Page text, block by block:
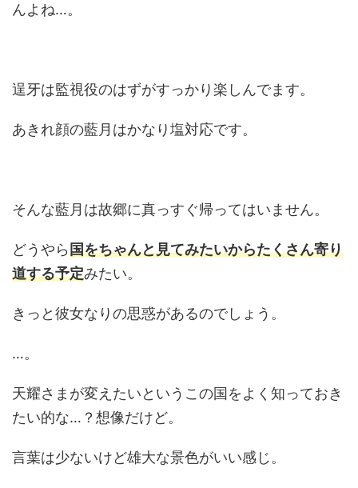
んよね…。
逞牙は監視役のはずがすっかり楽しんでます。
あきれ顔の藍月はかなり塩対応です。
そんな藍月は故郷に真っすぐ帰ってはいません。
どうやら国をちゃんと見てみたいからたくさん寄り
道する予定みたい。
きっと彼女なりの思惑があるのでしょう。
…。
天耀さまが変えたいというこの国をよく知っておき
たい的な…？想像だけど。
言葉は少ないけど雄大な景色がいい感じ。